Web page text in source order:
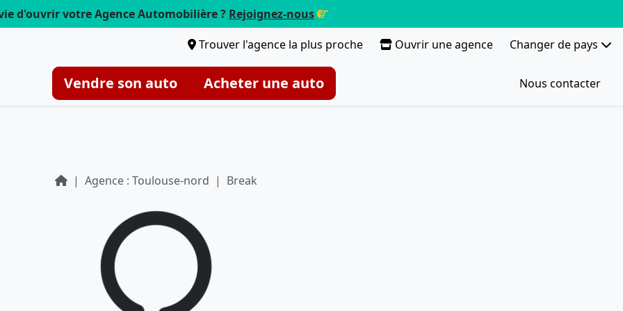
d'ouvrir votre Agence Automobilière ? Rejoignez-nous
Trouver l'agence la plus proche
Ouvrir une agence Changer de pays
Vendre son auto Acheter une auto Nous contacter
Agence : Toulouse-nord Break